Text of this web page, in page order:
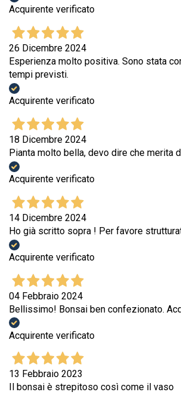
Acquirente verificato
26 Dicembre 2024
Esperienza molto positiva. Sono stata
tempi previsti.
Acquirente verificato
18 Dicembre 2024
Pianta molto bella, devo dire che merita
Acquirente verificato
14 Dicembre 2024
Ho già scritto sopra ! Per favore
Acquirente verificato
04 Febbraio 2024
Bellissimo! Bonsai ben confezionato.
Acquirente verificato
13 Febbraio 2023
Il bonsai è strepitoso così come il vaso